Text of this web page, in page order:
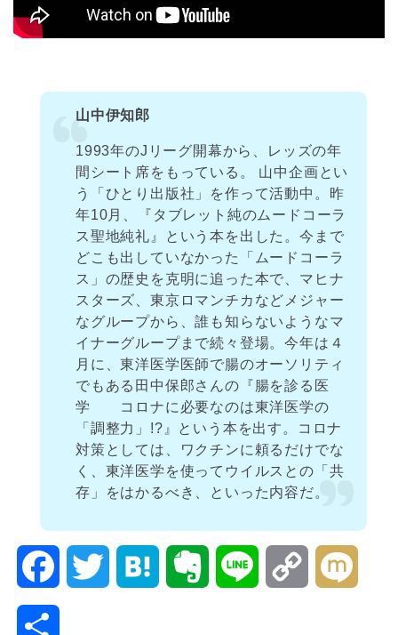
山中伊知郎
1993年のJリーグ開幕から、レッズの年
間シート席をもっている。 山中企画とい
う「ひとり出版社」を作って活動中。昨
年10月、『タブレット純のムードコーラ
ス聖地純礼』という本を出した。今まで
どこも出していなかった「ムードコーラ
ス」の歴史を克明に追った本で、マヒナ
スターズ、東京ロマンチカなどメジャー
なグループから、誰も知らないようなマ
イナーグループまで続々登場。今年は４
月に、東洋医学医師で腸のオーソリティ
でもある田中保郎さんの『腸を診る医
学 コロナに必要なのは東洋医学の
「調整力」!?』という本を出す。コロナ
対策としては、ワクチンに頼るだけでな
く、東洋医学を使ってウイルスとの「共
存」をはかるべき、といった内容だ。